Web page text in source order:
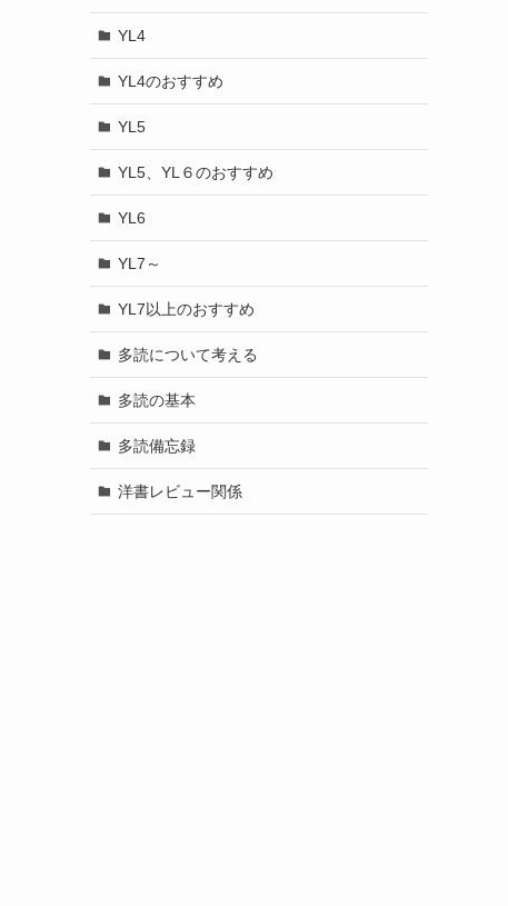
YL4
YL4のおすすめ
YL5
YL5、YL６のおすすめ
YL6
YL7～
YL7以上のおすすめ
多読について考える
多読の基本
多読備忘録
洋書レビュー関係